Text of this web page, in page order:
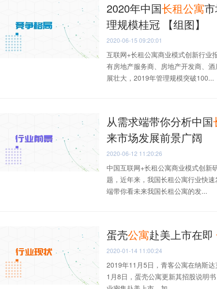
2020年中国长租公寓
理规模桂冠 【组图】
2020-06-15 09:20:01
互联网+长租公寓商业模式创新行业
有房地产服务商、房地产开发商、
展壮大，2019年管理规模突破100...
从需求端带你分析中国
来市场发展前景广阔
2020-06-12 11:20:26
中国互联网+长租公寓商业模式创新
题，近年来，我国长租公寓行业快
端带你看未来我国长租公寓的发...
蛋壳公寓赴美上市在即
2020-01-14 11:00:24
2019年11月5日，青客公寓在纳斯
1月8日，蛋壳公寓更新其招股说明